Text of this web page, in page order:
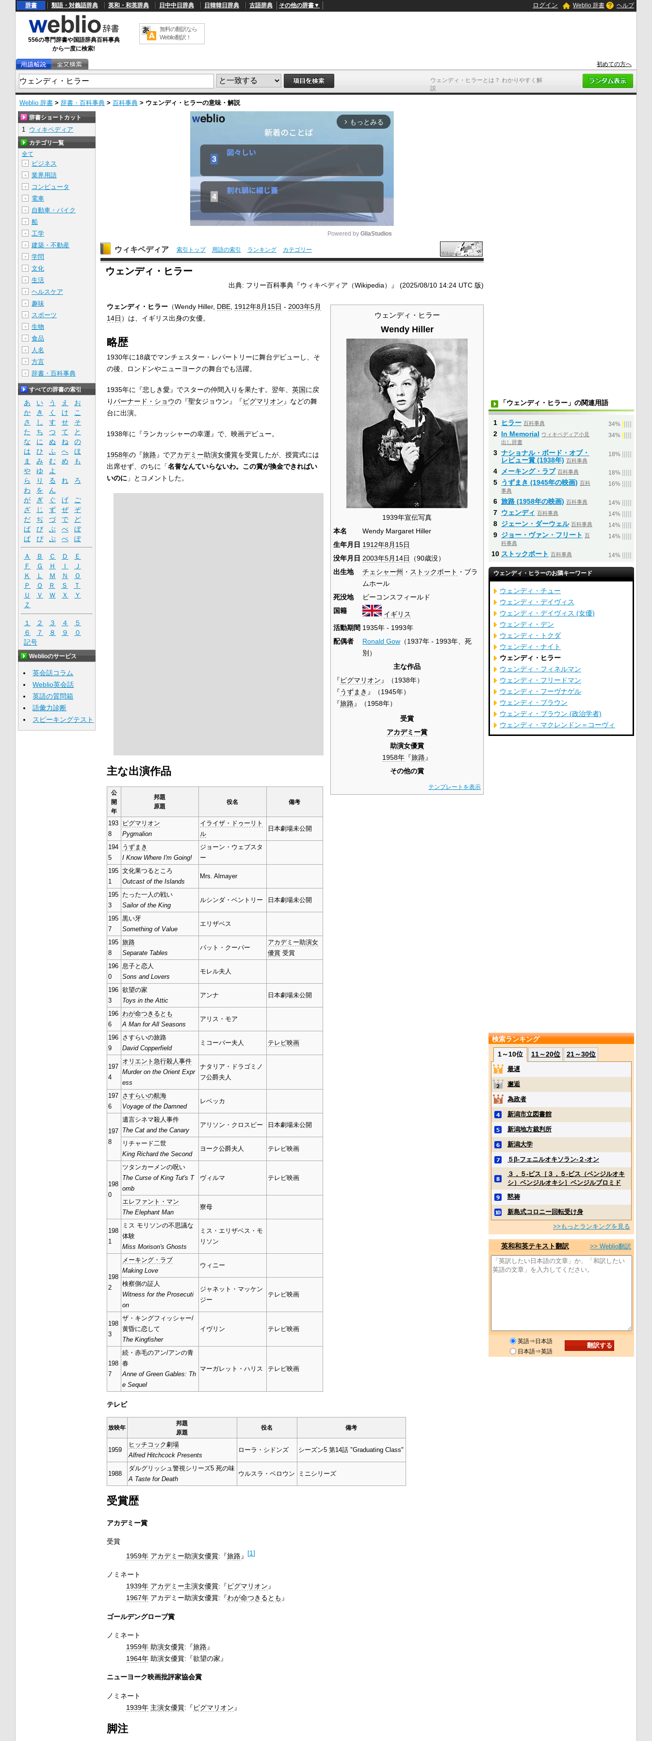
ウェンディ・ヒラーとは？ わかりやすく解
説
辞書 類語・対義語辞典 英和・和英辞典 日中中日辞典 日韓韓日辞典 古語辞典 その他の辞書▼ ログイン Weblio 辞書 ヘルプ
556の専門辞書や国語辞典百科事典
から一度に検索!
無料の翻訳なら
Weblio翻訳！
初めての方へ
Weblio 辞書 > 辞書・百科事典 > 百科事典 > ウェンディ・ヒラーの意味・解説
arrow_forward_ios もっとみる
M
t
Powered by GliaStudios
ウィキペディア 索引トップ 用語の索引 ランキング カテゴリー
ウェンディ・ヒラー
出典: フリー百科事典『ウィキペディア（Wikipedia）』 (2025/08/10 14:24 UTC 版)
ウェンディ・ヒラー
Wendy Hiller
1939年宣伝写真
本名
Wendy Margaret Hiller
生年月日 1912年8月15日
没年月日 2003年5月14日
（90歳没）
出生地
チェシャー州 ・ ストックポート ・ブラ
ムホール
死没地
ビーコンスフィールド
国籍
イギリス
活動期間 1935年 - 1993年
配偶者
Ronald Gow （1937年 - 1993年、死
別）
主な作品
『ピグマリオン 』（1938年）
『うずまき 』（1945年）
『旅路 』（1958年）
受賞
アカデミー賞
助演女優賞
1958年 『旅路 』
その他の賞
テンプレートを表示
ウェンディ・ヒラー（Wendy Hiller, DBE, 1912年8月15日 - 2003年5月
14日 ）は、イギリス出身の女優。
略歴
1930年に18歳でマンチェスター・レパートリーに舞台デビューし、そ
の後、ロンドンやニューヨークの舞台でも活躍。
1935年に『悲しき愛』でスターの仲間入りを果たす。翌年、 英国に戻
りバーナード・ショウの『聖女ジョウン』『ピグマリオン 』などの舞
台に出演。
1938年に『ランカッシャーの幸運』で、映画デビュー。
1958年の『旅路 』でアカデミー助演女優賞を受賞したが、授賞式には
出席せず、のちに「名誉なんていらないわ。この賞が換金できればい
いのに 」とコメントした。
主な出演作品
公
開
年
邦題
原題
役名 備考
193
8
ピグマリオン
Pygmalion
イライザ・ドゥーリト
ル
日本劇場未公開
194
5
うずまき
I Know Where I'm Going!
ジョーン・ウェブスタ
ー
195
1
文化果つるところ
Outcast of the Islands
Mrs. Almayer
195
3
たった一人の戦い
Sailor of the King
ルシンダ・ベントリー 日本劇場未公開
195
7
黒い牙
Something of Value
エリザベス
195
8
旅路
Separate Tables
パット・クーパー
アカデミー助演女
優賞 受賞
196
0
息子と恋人
Sons and Lovers
モレル夫人
196
3
欲望の家
Toys in the Attic
アンナ 日本劇場未公開
196
6
わが命つきるとも
A Man for All Seasons
アリス・モア
196
9
さすらいの旅路
David Copperfield
ミコーバー夫人 テレビ映画
197
4
オリエント急行殺人事件
Murder on the Orient Expr
ess
ナタリア・ドラゴミノ
フ公爵夫人
197
6
さすらいの航海
Voyage of the Damned
レベッカ
197
8
遺言シネマ殺人事件
The Cat and the Canary
アリソン・クロスビー 日本劇場未公開
リチャード二世
King Richard the Second
ヨーク公爵夫人 テレビ映画
198
0
ツタンカーメンの呪い
The Curse of King Tut's T
omb
ヴィルマ テレビ映画
エレファント・マン
The Elephant Man
寮母
198
1
ミス モリソンの不思議な
体験
Miss Morison's Ghosts
ミス・エリザベス・モ
リソン
198
2
メーキング・ラブ
Making Love
ウィニー
検察側の証人
Witness for the Prosecuti
on
ジャネット・マッケン
ジー
テレビ映画
198
3
ザ・キングフィッシャー/
黄昏に恋して
The Kingfisher
イヴリン テレビ映画
198
7
続・赤毛のアン/アンの青
春
Anne of Green Gables: Th
e Sequel
マーガレット・ハリス テレビ映画
テレビ
放映年
邦題
原題
役名 備考
1959
ヒッチコック劇場
Alfred Hitchcock Presents
ローラ・シドンズ シーズン5 第14話 "Graduating Class"
1988
ダルグリッシュ警視シリーズ5 死の味
A Taste for Death
ウルスラ・ベロウン ミニシリーズ
受賞歴
アカデミー賞
受賞
1959年 アカデミー助演女優賞:『旅路 』 [1]
ノミネート
1939年 アカデミー主演女優賞:『ピグマリオン』
1967年アカデミー助演女優賞:『わが命つきるとも』
ゴールデングローブ賞
ノミネート
1959年 助演女優賞:『旅路 』
1964年助演女優賞:『欲望の家』
ニューヨーク映画批評家協会賞
ノミネート
1939年 主演女優賞:『ピグマリオン 』
脚注
辞書ショートカット
1 ウィキペディア
カテゴリ一覧
全て
＋
ビジネス
＋ 業界用語
＋ コンピュータ
＋ 電車
＋ 自動車・バイク
＋ 船
＋ 工学
＋ 建築・不動産
＋ 学問
＋ 文化
＋ 生活
＋ ヘルスケア
＋ 趣味
＋ スポーツ
＋ 生物
＋ 食品
＋ 人名
＋ 方言
＋ 辞書・百科事典
すべての辞書の索引
あ い う え
お
か
き く け
こ
さ
し す せ
そ
た
ち つ て
と
な
に ぬ ね
の
は
ひ ふ へ
ほ
ま
み む め
も
や
ゆ
よ
ら
り る れ
ろ
わ
を
ん
が
ぎ ぐ げ
ご
ざ
じ ず ぜ
ぞ
だ
ぢ づ で
ど
ば
び ぶ べ
ぼ
ぱ
ぴ ぷ ぺ ぽ
Ａ Ｂ Ｃ Ｄ
Ｅ
Ｆ
Ｇ Ｈ Ｉ
Ｊ
Ｋ
Ｌ Ｍ Ｎ
Ｏ
Ｐ
Ｑ Ｒ Ｓ
Ｔ
Ｕ
Ｖ Ｗ Ｘ
Ｙ
Ｚ
１ ２ ３ ４
５
６
７ ８ ９
０
記号
Weblioのサービス
英会話コラム
Weblio英会話
英語の質問箱
語彙力診断
スピーキングテスト
「ウェンディ・ヒラー」の関連用語
1 ヒラー 百科事典 34%
2 In Memorial ウィキペディア小見
出し辞書
34%
3 ナショナル・ボード・オブ・
レビュー賞 (1938年) 百科事典
18%
4 メーキング・ラブ 百科事典 18%
5 うずまき (1945年の映画) 百科
事典
16%
6 旅路 (1958年の映画) 百科事典 14%
7 ウェンディ 百科事典 14%
8 ジェーン・ダーウェル 百科事典 14%
9 ジョー・ヴァン・フリート 百
科事典
14%
10 ストックポート 百科事典 14%
ウェンディ・ヒラーのお隣キーワード
ウェンディ・チュー
ウェンディ・デイヴィス
ウェンディ・デイヴィス (女優)
ウェンディ・デン
ウェンディ・トクダ
ウェンディ・ナイト
ウェンディ・ヒラー
ウェンディ・フィネルマン
ウェンディ・フリードマン
ウェンディ・フーヴナゲル
ウェンディ・ブラウン
ウェンディ・ブラウン (政治学者)
ウェンディ・マクレンドン＝コーヴィ
検索ランキング
1～10位
11～20位 21～30位
最遅
邂逅
為政者
新潟市立図書館
新潟地方裁判所
新潟大学
５β‐フェニルオキソラン‐２‐オン
３，５‐ビス［３，５‐ビス（ベンジルオキ
シ）ベンジルオキシ］ベンジルブロミド
黙祷
新島式コロニー回転受け身
>>もっとランキングを見る
英和和英テキスト翻訳 >> Weblio翻訳
英語⇒日本語
日本語⇒英語